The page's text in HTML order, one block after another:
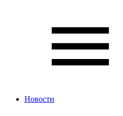
Новости